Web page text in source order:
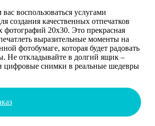
воспользоваться услугами
создания качественных отпечатков
20х30. Это прекрасная
выразительные моменты на
фотобумаге, которая будет радовать
Не откладывайте в долгий ящик –
цифровые снимки в реальные шедевры